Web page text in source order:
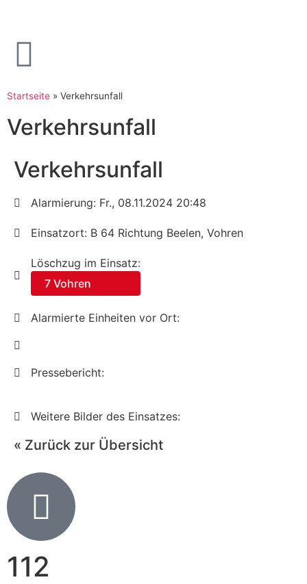
Startseite » Verkehrsunfall
Verkehrsunfall
Verkehrsunfall
Alarmierung: Fr., 08.11.2024 20:48
Einsatzort: B 64 Richtung Beelen, Vohren
Löschzug im Einsatz:
7 Vohren
Alarmierte Einheiten vor Ort:
Pressebericht:
Weitere Bilder des Einsatzes:
« Zurück zur Übersicht
112